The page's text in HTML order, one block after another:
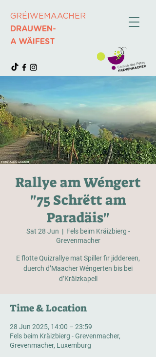
GRÉIWEMAACHER
DRAUWEN-
A WÄIFEST
Rallye am Wéngert
"75 Schrëtt am
Paradäis"
Sat 28 Jun
  |
Fels beim Kräizbierg -
Grevenmacher
E flotte Quizrallye mat Spiller fir jiddereen,
duerch d’Maacher Wéngerten bis bei
d’Kräizkapell
Time & Location
28 Jun 2025, 14:00 – 23:59
Fels beim Kräizbierg - Grevenmacher,
Grevenmacher, Luxemburg